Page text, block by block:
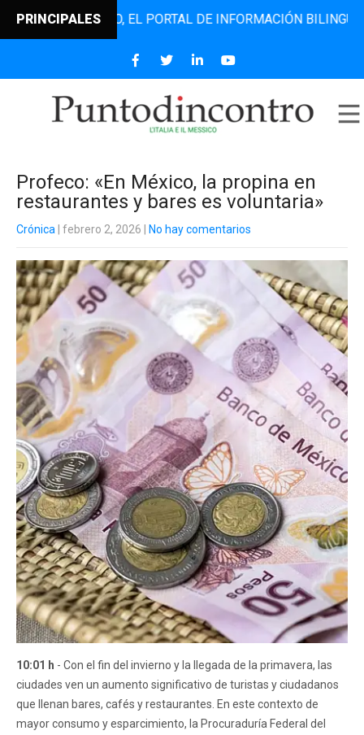
PRINCIPALESEL PORTAL DE INFORMACIÓN BILINGÜE
Profeco: «En México, la propina en
restaurantes y bares es voluntaria»
Crónica | febrero 2, 2026 No hay comentarios
10:01 h - Con el fin del invierno y la llegada de la primavera, las
ciudades ven un aumento significativo de turistas y ciudadanos
que llenan bares, cafés y restaurantes. En este contexto de
mayor consumo y esparcimiento, la Procuraduría Federal del